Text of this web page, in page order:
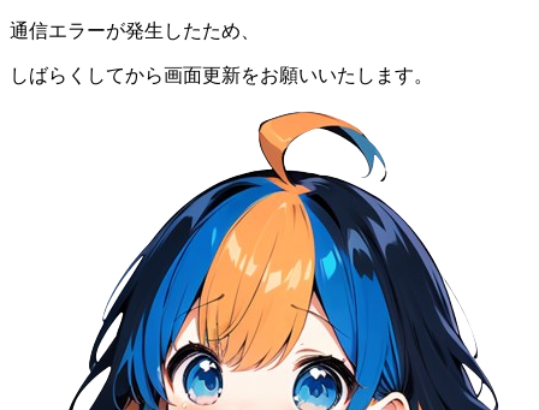
通信エラーが発生したため、
しばらくしてから画面更新をお願いいたします。